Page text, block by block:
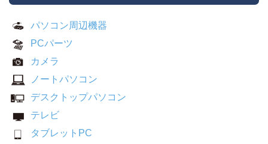
パソコン周辺機器
PCパーツ
カメラ
ノートパソコン
デスクトップパソコン
テレビ
タブレットPC